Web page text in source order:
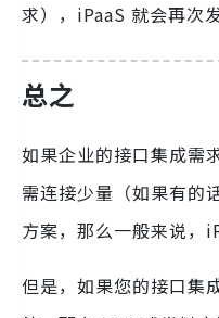
求），iPaaS 就会再次
总之
如果企业的接口集成需
需连接少量（如果有的
方案，那么一般来说，
但是，如果您的接口集